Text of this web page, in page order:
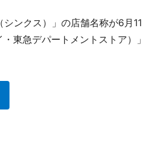
ンクス）」の店舗名称が6月11
東急デパートメントストア）」